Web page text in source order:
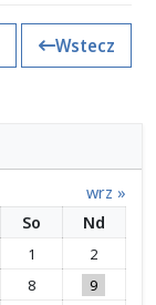
Wstecz
wrz »
So Nd
1
2
8
9